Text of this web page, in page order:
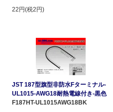
22円(税2円)
JST 187型旗型非防水Fターミナル-
UL1015-AWG18耐熱電線付き-黒色
F187HT-UL1015AWG18BK